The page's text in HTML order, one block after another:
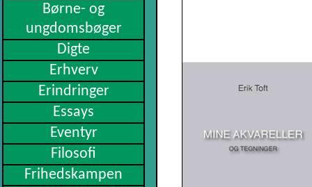
Børne- og
ungdomsbøger
Digte
Erhverv
Erindringer
Essays
Eventyr
Filosofi
Frihedskampen